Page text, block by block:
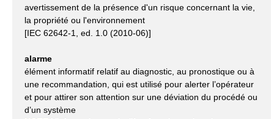
avertissement de la présence d'un risque concernant la vie,
la propriété ou l'environnement
[IEC 62642-1, ed. 1.0 (2010-06)]
alarme
élément informatif relatif au diagnostic, au pronostique ou à
une recommandation, qui est utilisé pour alerter l’opérateur
et pour attirer son attention sur une déviation du procédé ou
d’un système